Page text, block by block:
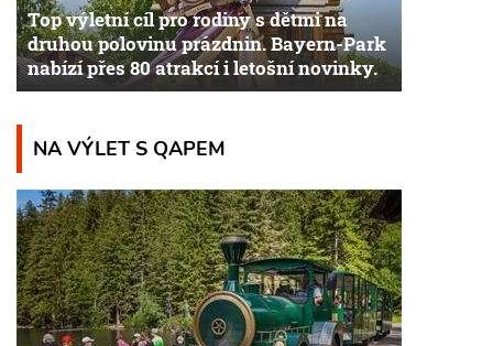
Top výletní cíl pro rodiny s dětmi na
druhou polovinu prázdnin. Bayern-Park
nabízí přes 80 atrakcí i letošní novinky.
NA VÝLET S QAPEM